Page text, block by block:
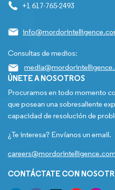
+1 617-765-2493
Consultas de medios:
ÚNETE A NOSOTROS
Procuramos en todo momento
que posean una sobresaliente
capacidad de resolución de
¿Te interesa? Envíanos un email.
careers@mordorintelligence.com
CONTÁCTATE CON